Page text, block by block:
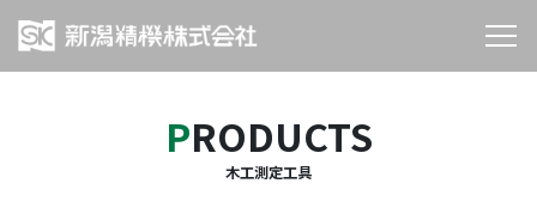
PRODUCTS
木工測定工具